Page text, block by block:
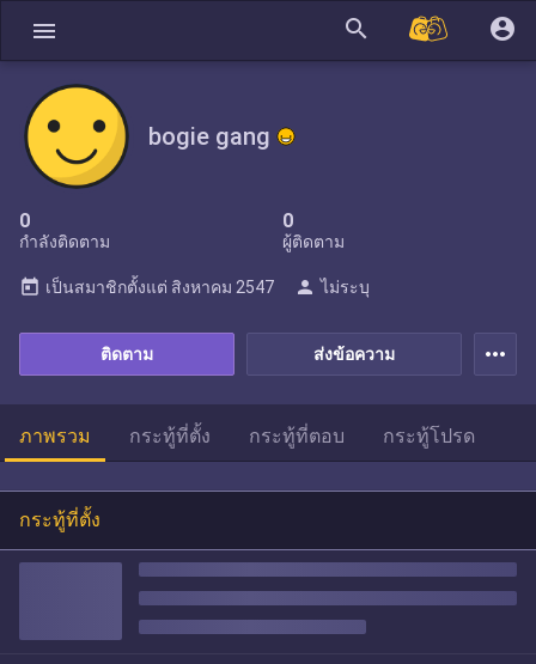
menu search account_circle
bogie gang
0
กำลังติดตาม
0
ผู้ติดตาม
ส่งข้อความ
ติดตาม
today เป็นสมาชิกตั้งแต่ สิงหาคม 2547 person ไม่ระบุ
more_horiz
ภาพรวม กระทู้ที่ตั้ง กระทู้ที่ตอบ กระทู้โปรด
กระทู้ที่ตั้ง